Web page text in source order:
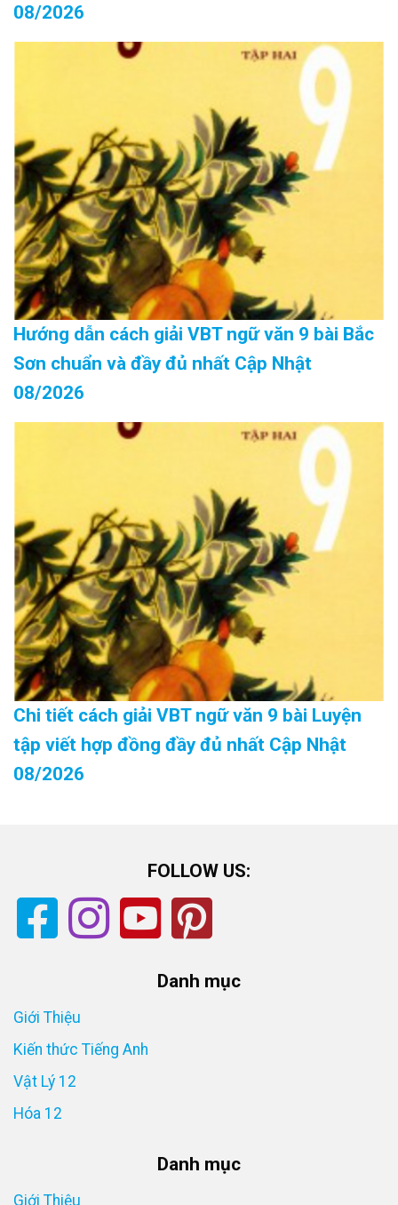
08/2026
Hướng dẫn cách giải VBT ngữ văn 9 bài Bắc
Sơn chuẩn và đầy đủ nhất Cập Nhật
08/2026
Chi tiết cách giải VBT ngữ văn 9 bài Luyện
tập viết hợp đồng đầy đủ nhất Cập Nhật
08/2026
FOLLOW US:
Danh mục
Giới Thiệu
Kiến thức Tiếng Anh
Vật Lý 12
Hóa 12
Danh mục
Giới Thiệu